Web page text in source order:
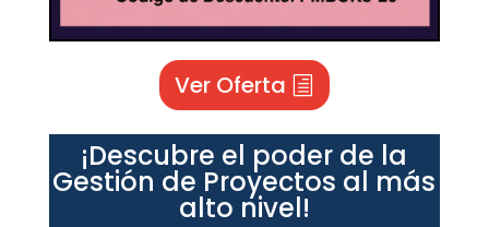
Ver Oferta
¡Descubre el poder de la
Gestión de Proyectos al más
alto nivel!